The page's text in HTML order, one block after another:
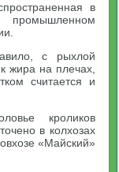
в
с рыхлой
жира на плечах,
считается и
кроликов
в колхозах
«Майский»